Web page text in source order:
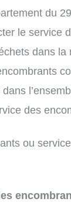
du
le service
dans
des
ou